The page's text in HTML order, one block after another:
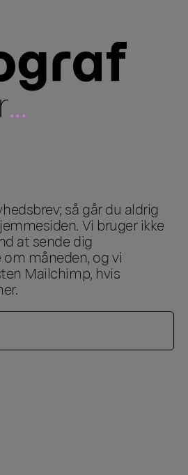
...
så går du aldrig
Vi bruger ikke
at sende dig
måneden, og vi
Mailchimp, hvis
.